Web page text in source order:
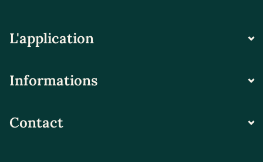
L'application
Informations
Contact